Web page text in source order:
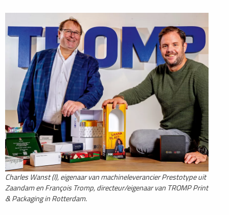
Charles Wanst (l), eigenaar van machineleverancier Prestotype uit
Zaandam en François Tromp, directeur/eigenaar van TROMP Print
& Packaging in Rotterdam.